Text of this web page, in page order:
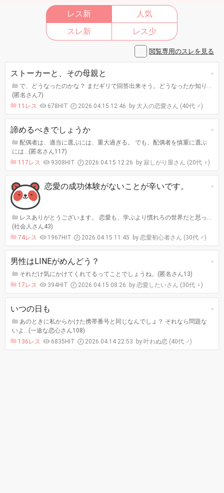
レス新
人気
スレ新
レス少
閲覧専用のスレを見る
ストーカーと、その母親と
で、どうなったのかな？ まだギリで回答出来そう。どうなったか知り…
(匿名さん7)
11レス
678HIT 2026.04.15 12:46 大人の恋愛さん (40代 ♂)
諦めるべきでしょうか
配偶者は、適当に選ぶには、重大過ぎる。 でも、配偶者を慎重に選ぶ
には…(匿名さん117)
117レス
9308HIT 2026.04.15 12:26 寂しがり屋さん (20代 ♀)
恋愛の成功体験がないことが辛いです。
レスありがとうございます。 恋愛も、学ぶより慣れろの世界だと思っ…
(社会人さん43)
74レス
1967HIT 2026.04.15 11:45 恋愛初心者さん (30代 ♂)
男性はLINEがめんどう？
それだけ気にかけてくれてるってことでしょうね。(匿名さん13)
17レス
394HIT 2026.04.15 08:26 恋愛したいさん (30代 ♀)
いつの日も
あのときに私からかけた携帯番号と同じなんでしょ？ それなら問題な
いよ…(一途な恋心さん108)
136レス
6835HIT 2026.04.14 22:53 叶わぬ恋 (40代 ♂)